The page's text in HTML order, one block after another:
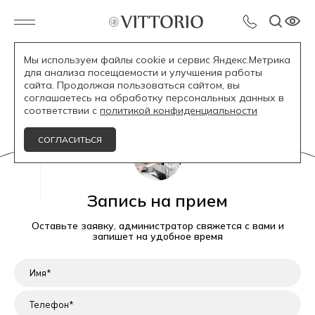
Бруксизм
Запись на прием
Оставьте заявку, администратор свяжется с вами и
запишет на удобное время
Мы используем файлы cookie и сервис Яндекс.Метрика
для анализа посещаемости и улучшения работы
сайта. Продолжая пользоваться сайтом, вы
соглашаетесь на обработку персональных данных в
соответствии с политикой конфиденциальности
СОГЛАСИТЬСЯ